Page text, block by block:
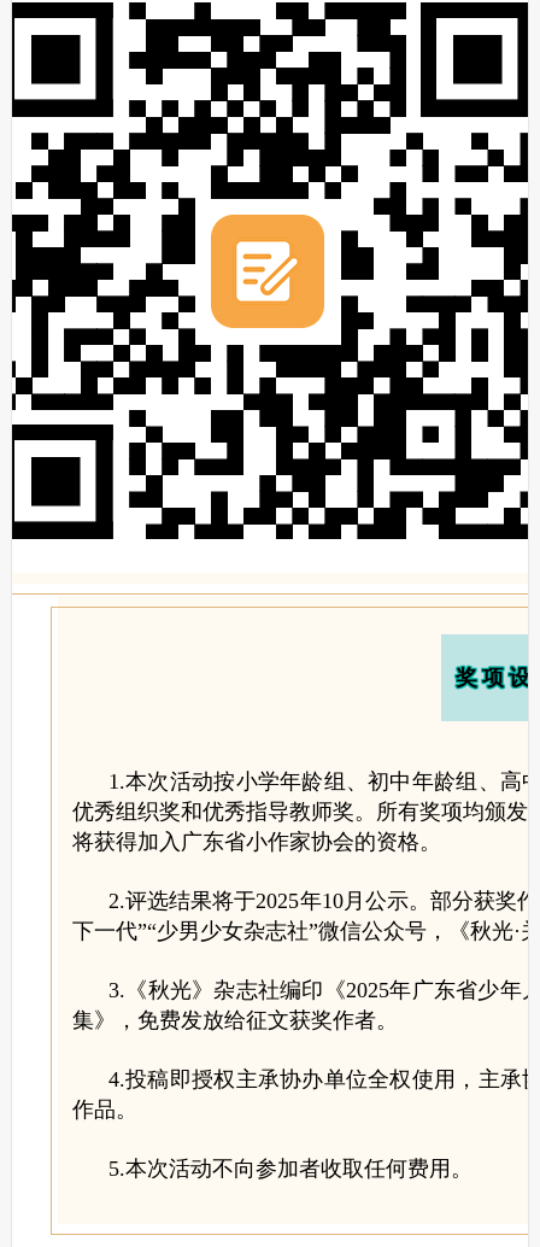
奖项
1.本次活动按小学年龄组、初中年龄组、高
优秀组织奖和优秀指导教师奖。所有奖项均颁
将获得加入广东省小作家协会的资格。
2.评选结果将于2025年10月公示。部分获奖
下一代”“少男少女杂志社”微信公众号，《秋光
3.《秋光》杂志社编印《2025年广东省少年
集》，免费发放给征文获奖作者。
4.投稿即授权主承协办单位全权使用，主承
作品。
5.本次活动不向参加者收取任何费用。